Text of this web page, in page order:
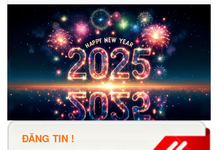
ĐĂNG TIN !